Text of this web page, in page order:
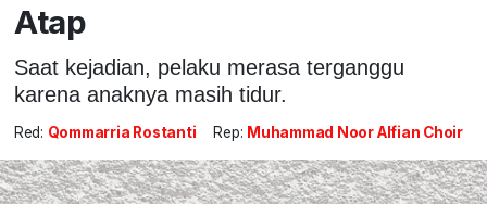
Atap
Saat kejadian, pelaku merasa terganggu
karena anaknya masih tidur.
Red: Qommarria Rostanti Rep: Muhammad Noor Alfian Choir